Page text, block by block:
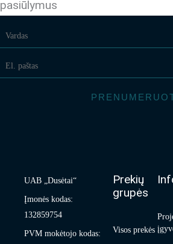
pasiūlymus
UAB „Dusėtai“
Įmonės kodas:
132859754
PVM mokėtojo kodas:
Prekių
grupės
Visos prekės